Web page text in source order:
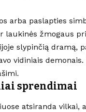
arba paslapties
laukinės žmogaus
slypinčią dramą,
vidiniais
sprendimai
atsiranda vilkai,